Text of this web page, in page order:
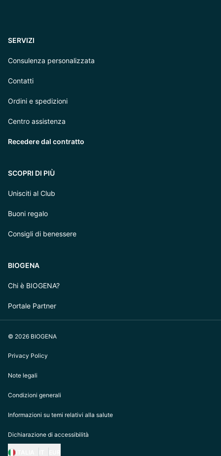
SERVIZI
Consulenza personalizzata
Contatti
Ordini e spedizioni
Centro assistenza
Recedere dal contratto
SCOPRI DI PIÙ
Unisciti al Club
Buoni regalo
Consigli di benessere
BIOGENA
Chi è BIOGENA?
Portale Partner
© 2026 BIOGENA
Privacy Policy
Note legali
Condizioni generali
Informazioni su temi relativi alla salute
Dichiarazione di accessibilità